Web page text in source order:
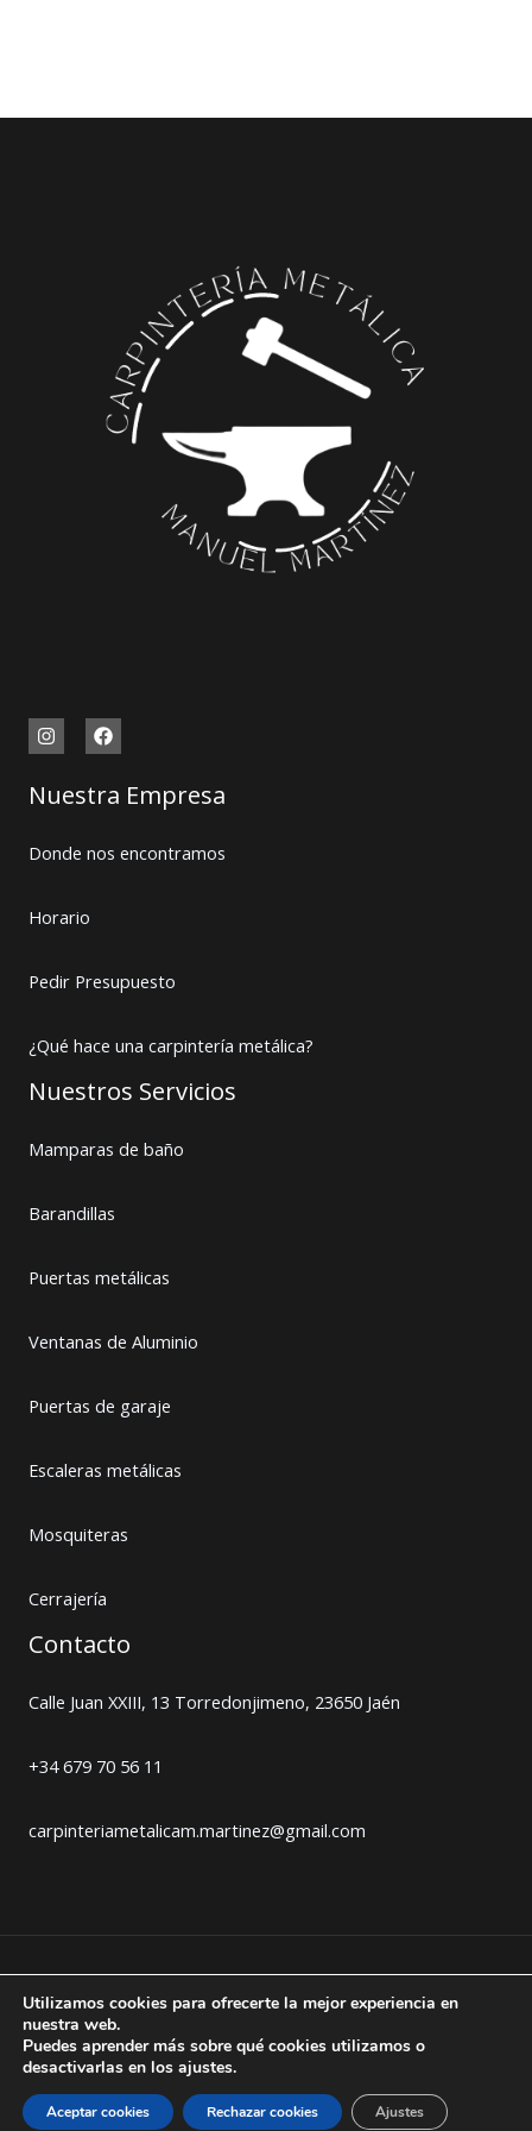
Nuestra Empresa
Donde nos encontramos
Horario
Pedir Presupuesto
¿Qué hace una carpintería metálica?
Nuestros Servicios
Mamparas de baño
Barandillas
Puertas metálicas
Ventanas de Aluminio
Puertas de garaje
Escaleras metálicas
Mosquiteras
Cerrajería
Contacto
Calle Juan XXIII, 13 Torredonjimeno, 23650 Jaén
+34 679 70 56 11
carpinteriametalicam.martinez@gmail.com
Copyright © 2026 Carpintería Metálica en Jaén -
Aviso legal
Política de cookies
Utilizamos cookies para ofrecerte la mejor experiencia en
nuestra web.
Puedes aprender más sobre qué cookies utilizamos o
desactivarlas en los ajustes.
Aceptar cookies Rechazar cookies Ajustes